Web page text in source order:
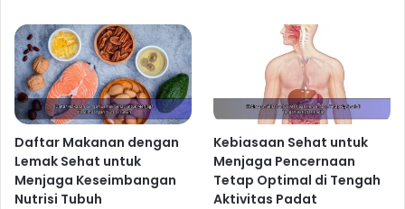
Daftar Makanan dengan
Lemak Sehat untuk
Menjaga Keseimbangan
Nutrisi Tubuh
Kebiasaan Sehat untuk
Menjaga Pencernaan
Tetap Optimal di Tengah
Aktivitas Padat